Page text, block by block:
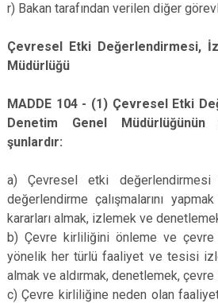
r) Bakan tarafından verilen diğer
Çevresel Etki Değerlendirmesi,
Müdürlüğü
MADDE 104 - (1) Çevresel Etki
Denetim Genel
şunlardır:
a) Çevresel etki
değerlendirme çalışmalarını
kararları almak, izlemek ve
b) Çevre kirliliğini önleme ve
yönelik her türlü faaliyet ve tesisi
almak ve aldırmak, denetlemek,
c) Çevre kirliliğine neden olan